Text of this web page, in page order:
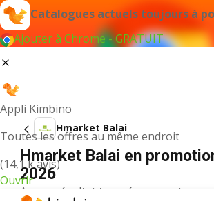
Catalogues actuels toujours à
Ajouter à Chrome - GRATUIT
Appli Kimbino
Toutes les offres au même endroit
(14,1 k avis)
Ouvrir
Hmarket Balai
Hmarket Balai en
2026
Aucun résultat trouvé pour ce terme.